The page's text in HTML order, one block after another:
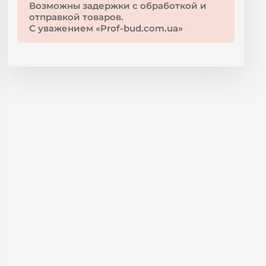
Возможны задержки с обработкой и
отправкой товаров.
С уважением «Prof-bud.com.ua»